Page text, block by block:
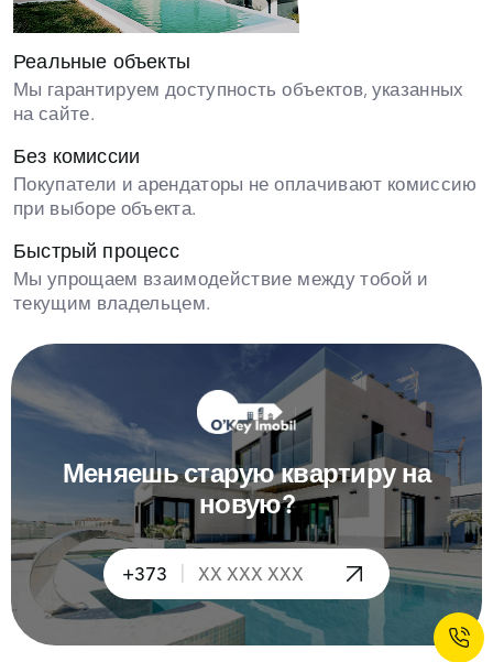
Реальные объекты
Мы гарантируем доступность объектов, указанных
на сайте.
Без комиссии
Покупатели и арендаторы не оплачивают комиссию
при выборе объекта.
Быстрый процесс
Мы упрощаем взаимодействие между тобой и
текущим владельцем.
Меняешь старую квартиру на
новую?
+373